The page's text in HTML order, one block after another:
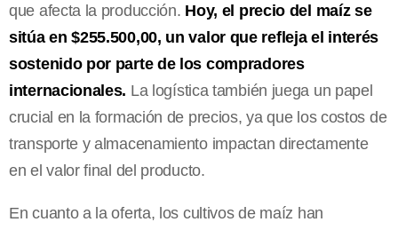
que afecta la producción. Hoy, el precio del maíz se
sitúa en $255.500,00, un valor que refleja el interés
sostenido por parte de los compradores
internacionales. La logística también juega un papel
crucial en la formación de precios, ya que los costos de
transporte y almacenamiento impactan directamente
en el valor final del producto.
En cuanto a la oferta, los cultivos de maíz han